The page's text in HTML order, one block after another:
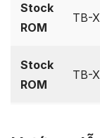
Stock
ROM
TB-
Stock
ROM
TB-